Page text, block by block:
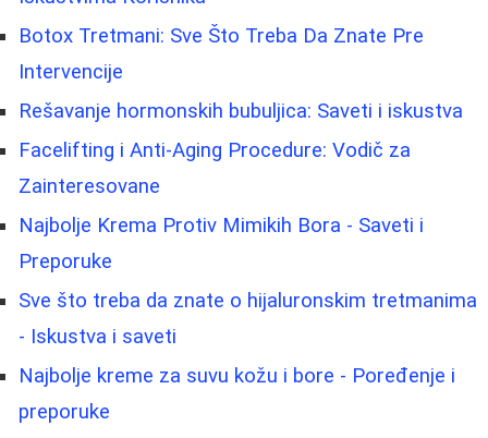
Botox Tretmani: Sve Što Treba Da Znate Pre
Intervencije
Rešavanje hormonskih bubuljica: Saveti i iskustva
Facelifting i Anti-Aging Procedure: Vodič za
Zainteresovane
Najbolje Krema Protiv Mimikih Bora - Saveti i
Preporuke
Sve što treba da znate o hijaluronskim tretmanima
- Iskustva i saveti
Najbolje kreme za suvu kožu i bore - Poređenje i
preporuke